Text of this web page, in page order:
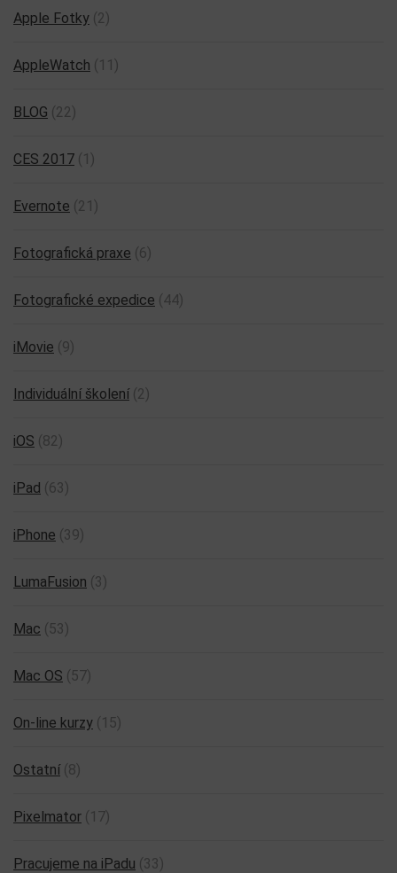
Apple Fotky (2)
AppleWatch (11)
BLOG (22)
CES 2017 (1)
Evernote (21)
Fotografická praxe (6)
Fotografické expedice (44)
iMovie (9)
Individuální školení (2)
iOS (82)
iPad (63)
iPhone (39)
LumaFusion (3)
Mac (53)
Mac OS (57)
On-line kurzy (15)
Ostatní (8)
Pixelmator (17)
Pracujeme na iPadu (33)